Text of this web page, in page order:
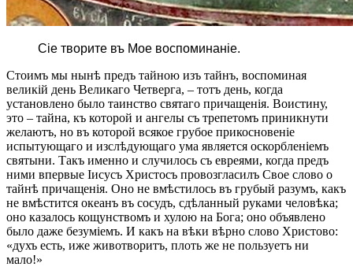
Сіe творите въ Мое воспоминаніе.
Стоимъ мы нынѣ предъ тайною изъ тайнъ, воспоминая
великій день Великаго Четверга, – тотъ день, когда
установлено было таинство святаго причащенія. Воистину,
это – тайна, къ которой и ангелы съ трепетомъ приникнути
желаютъ, но въ которой всякое грубое прикосновеніе
испытующаго и изслѣдующаго ума является оскорбленіемъ
святыни. Такъ именно и случилось съ евреями, когда предъ
ними впервые Іисусъ Христосъ провозгласилъ Свое слово о
тайнѣ причащенія. Оно не вмѣстилось въ грубый разумъ, какъ
не вмѣстится океанъ въ сосудъ, сдѣланный руками человѣка;
оно казалось кощунствомъ и хулою на Бога; оно объявлено
было даже безуміемъ. И какъ на вѣки вѣрно слово Христово:
«духъ есть, иже животворитъ, плоть же не пользуетъ ни
мало!»